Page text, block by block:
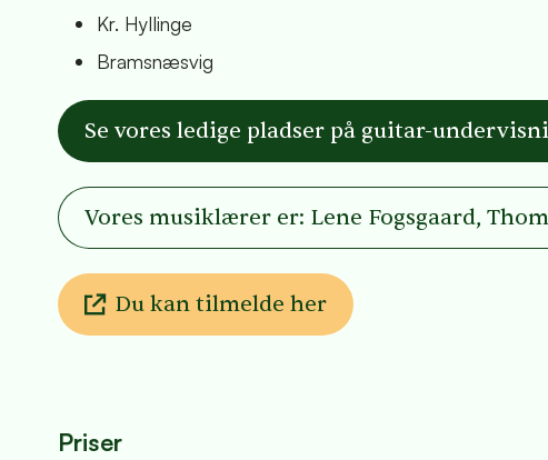
Kr. Hyllinge
Bramsnæsvig
Se vores ledige pladser på guitar-
Vores musiklærer er: Lene Fogsgaard,
Du kan tilmelde her
Priser